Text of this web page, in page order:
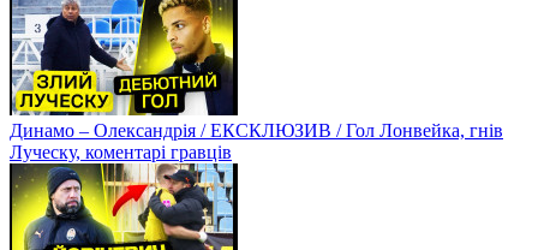
Динамо – Олександрія / ЕКСКЛЮЗИВ / Гол Лонвейка, гнів
Луческу, коментарі гравців